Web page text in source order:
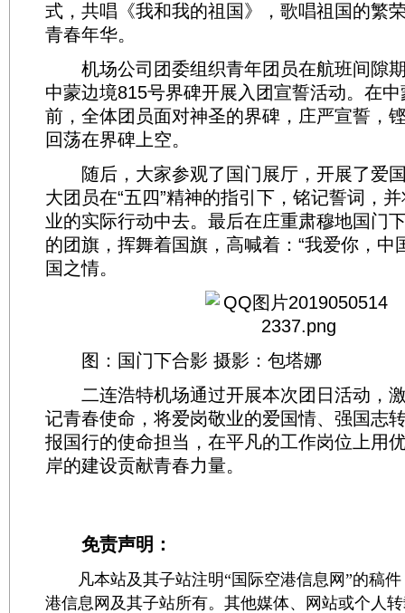
式，共唱《我和我的祖国》，歌唱祖国的繁
青春年华。
机场公司团委组织青年团员在航班间隙
中蒙边境815号界碑开展入团宣誓活动。在
前，全体团员面对神圣的界碑，庄严宣誓，
回荡在界碑上空。
随后，大家参观了国门展厅，开展了爱
大团员在“五四”精神的指引下，铭记誓词，
业的实际行动中去。最后在庄重肃穆地国门
的团旗，挥舞着国旗，高喊着：“我爱你，中
国之情。
图：国门下合影 摄影：包塔娜
二连浩特机场通过开展本次团日活动，
记青春使命，将爱岗敬业的爱国情、强国志
报国行的使命担当，在平凡的工作岗位上用
岸的建设贡献青春力量。
免责声明：
凡本站及其子站注明“国际空港信息网”的稿件
港信息网及其子站所有。其他媒体、网站或个人